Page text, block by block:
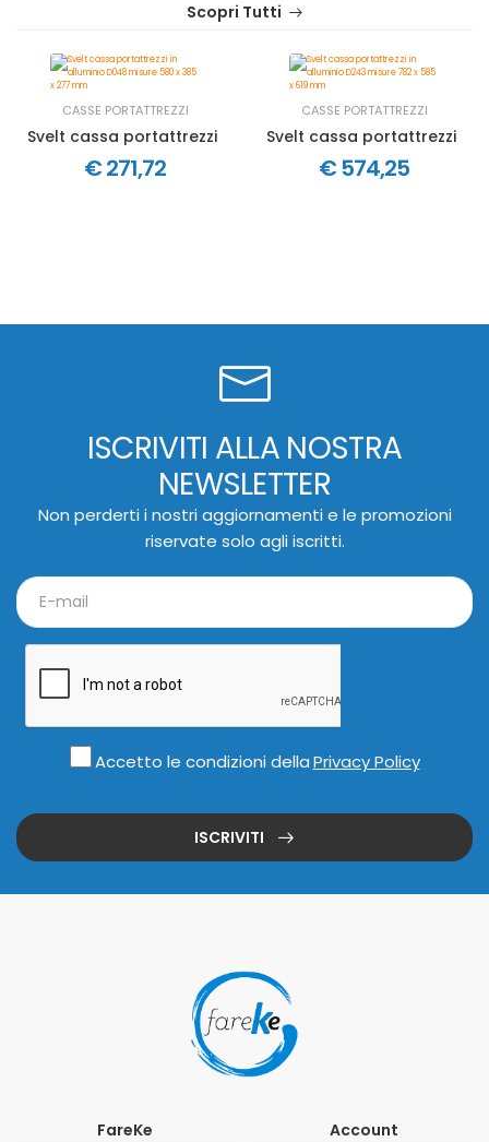
Scopri Tutti
CASSE PORTATTREZZI
Svelt cassa portattrezzi in alluminio D048 misure 580 x
€ 271,72
CASSE PORTATTREZZI
Svelt cassa portattrezzi in
€ 574,25
ISCRIVITI ALLA NOSTRA
NEWSLETTER
Non perderti i nostri aggiornamenti e le promozioni
riservate solo agli iscritti.
Accetto le condizioni dellaPrivacy Policy
ISCRIVITI
FareKe Account